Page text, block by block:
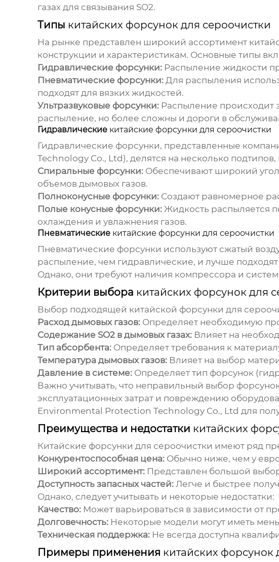
газах для связывания SO2.
Типы китайских форсунок для сероочистки
На рынке представлен широкий ассортимент
конструкции и характеристикам. Основные типы
Гидравлические форсунки:Распыление жидкости
Пневматические форсунки:Для распыления
подходят для вязких жидкостей.
Ультразвуковые форсунки:Распыление происходит
распыление, но более сложны и дороги в
Гидравлические китайские форсунки для сероочистки
Гидравлические форсунки, представленные
Technology Co., Ltd), делятся на несколько
Спиральные форсунки:Обеспечивают широкий
объемов дымовых газов.
Полноконусные форсунки:Создают равномерное
Полые конусные форсунки:Жидкость распыляется
охлаждения и увлажнения газов.
Пневматические китайские форсунки для сероочистки
Пневматические форсунки используют сжатый
распыление, чем гидравлические, и лучше
Однако, они требуют наличия компрессора и
Критерии выбора китайских форсунок для
Выбор подходящей китайской форсунки для
Расход дымовых газов:Определяет необходимую
Содержание SO2 в дымовых газах:Влияет на
Тип абсорбента:Определяет требования к
Температура дымовых газов:Влияет на выбор
Давление в системе:Определяет тип форсунок
Важно учитывать, что неправильный выбор
эксплуатационных затрат и повреждению
Environmental Protection Technology Co., Ltd для
Преимущества и недостатки китайских
Китайские форсунки для сероочистки имеют ряд
Конкурентоспособная цена:Обычно ниже, чем у
Широкий ассортимент:Представлен большой
Доступность запасных частей:Легче и быстрее
Однако, следует учитывать и некоторые недостатки:
Качество:Может варьироваться в зависимости от
Долговечность:Некоторые модели могут иметь
Техническая поддержка:Не всегда доступна
Примеры применения китайских форсунок